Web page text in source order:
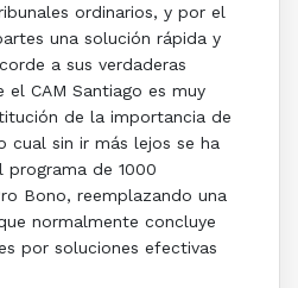
ordinarios, y por el
una solución rápida y
a sus verdaderas
el CAM Santiago es muy
de la importancia de
cual sin ir más lejos se ha
programa de 1000
Bono, reemplazando una
normalmente concluye
por soluciones efectivas